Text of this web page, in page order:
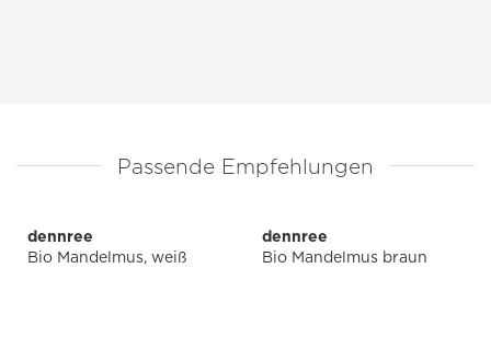
Passende Empfehlungen
dennree
Bio Mandelmus, weiß
dennree
Bio Mandelmus braun